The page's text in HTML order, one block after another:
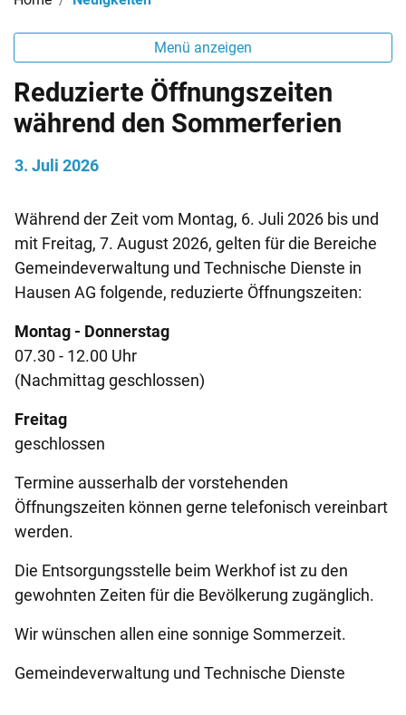
Menü anzeigen
Reduzierte Öffnungszeiten
während den Sommerferien
3. Juli 2026
Während der Zeit vom Montag, 6. Juli 2026 bis und
mit Freitag, 7. August 2026, gelten für die Bereiche
Gemeindeverwaltung und Technische Dienste in
Hausen AG folgende, reduzierte Öffnungszeiten:
Montag - Donnerstag
07.30 - 12.00 Uhr
(Nachmittag geschlossen)
Freitag
geschlossen
Termine ausserhalb der vorstehenden
Öffnungszeiten können gerne telefonisch vereinbart
werden.
Die Entsorgungsstelle beim Werkhof ist zu den
gewohnten Zeiten für die Bevölkerung zugänglich.
Wir wünschen allen eine sonnige Sommerzeit.
Gemeindeverwaltung und Technische Dienste